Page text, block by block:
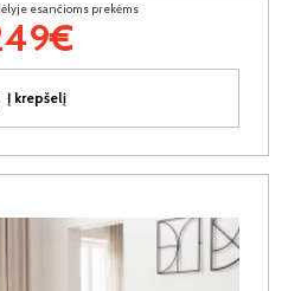
esančioms prekėms
Į krepšelį